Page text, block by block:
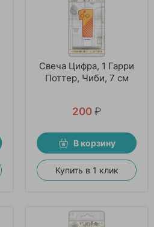
Свеча Цифра, 1 Гарри
Поттер, Чиби, 7 см
200 ₽
В корзину
Купить в 1 клик